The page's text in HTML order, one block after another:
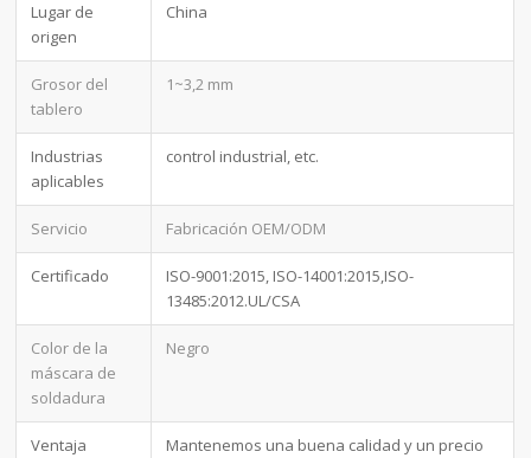
Lugar de
origen
China
Grosor del
tablero
1~3,2 mm
Industrias
aplicables
control industrial, etc.
Servicio Fabricación OEM/ODM
Certificado
ISO-9001:2015, ISO-14001:2015,ISO-
13485:2012.UL/CSA
Color de la
máscara de
soldadura
Negro
Ventaja
Mantenemos una buena calidad y un precio